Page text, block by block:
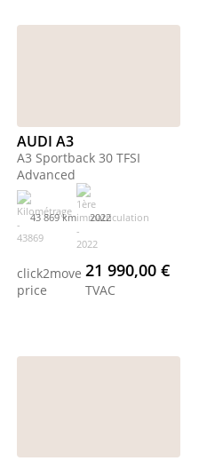
AUDI A3
A3 Sportback 30 TFSI
Advanced
43 869 km 2022
click2move
price
21 990,00 €
TVAC